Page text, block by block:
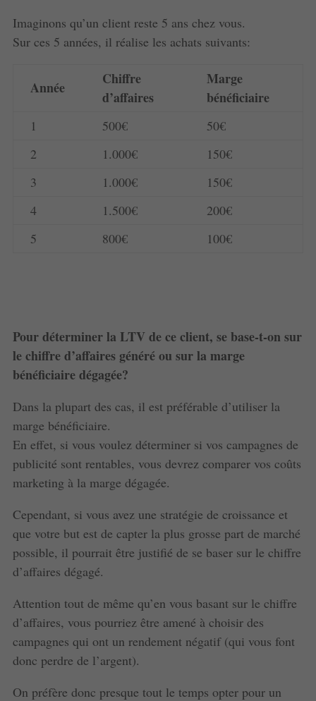
Imaginons qu’un client reste 5 ans chez vous.
Sur ces 5 années, il réalise les achats suivants:
Année
Chiffre
d’affaires
Marge
bénéficiaire
1 500€
50€
2
1.000€
150€
3
1.000€
150€
4
1.500€
200€
5
800€ 100€
Pour déterminer la LTV de ce client, se base-t-on sur
le chiffre d’affaires généré ou sur la marge
bénéficiaire dégagée?
Dans la plupart des cas, il est préférable d’utiliser la
marge bénéficiaire.
En effet, si vous voulez déterminer si vos campagnes de
publicité sont rentables, vous devrez comparer vos coûts
marketing à la marge dégagée.
Cependant, si vous avez une stratégie de croissance et
que votre but est de capter la plus grosse part de marché
possible, il pourrait être justifié de se baser sur le chiffre
d’affaires dégagé.
Attention tout de même qu’en vous basant sur le chiffre
d’affaires, vous pourriez être amené à choisir des
campagnes qui ont un rendement négatif (qui vous font
donc perdre de l’argent).
On préfère donc presque tout le temps opter pour un